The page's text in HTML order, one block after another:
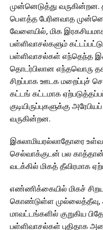
முன்னெடுத்து வருகின்றன.
பௌத்த பேரினவாத
வேளையில், மிக
பள்ளிவாசல்களும்
பள்ளிவாசல்கள் எந்தெந்த‌
தொடர்பிலான‌ எந்தவொரு
சிறப்பாக ஊடக மறைப்புச்
கட்டங் கட்டமாக
குடியிருப்புகளுக்கு
வருகின்றன.
இசுலாமியரல்லாதோரை
செல்வாக்குடன் பல
வடக்கில் மிகத் தீவிரமாக
எண்ணிக்கையில் மிகச்
கொண்டுள்ள முல்லைத்தீவு,
மாவட்டங்களில் குறுகிய
பள்ளிவாசல்கள் புதிதாக